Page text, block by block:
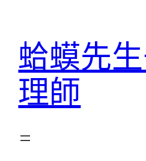
蛤蟆先
理師